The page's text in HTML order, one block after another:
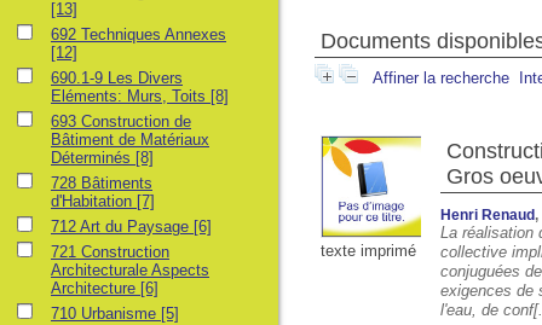
Documents
Affiner la recherche
texte imprimé
Gros
Henri Renaud,
La réalisation
collective
conjuguées
exigences de
l'eau, de
[13]
692 Techniques Annexes
[12]
690.1-9 Les Divers
Eléments: Murs, Toits [8]
693 Construction de
Bâtiment de Matériaux
Déterminés [8]
728 Bâtiments
d'Habitation [7]
712 Art du Paysage [6]
721 Construction
Architecturale Aspects
Architecture [6]
710 Urbanisme [5]